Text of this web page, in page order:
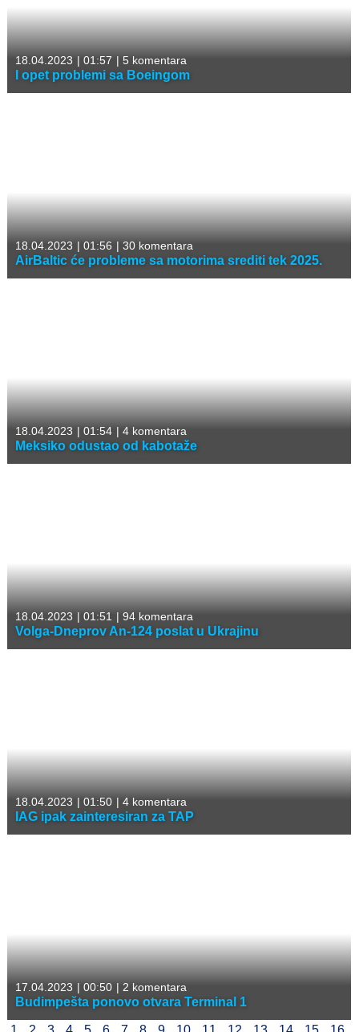
18.04.2023 | 01:57 | 5 komentara
I opet problemi sa Boeingom
18.04.2023 | 01:56 | 30 komentara
AirBaltic će probleme sa motorima srediti tek 2025.
18.04.2023 | 01:54 | 4 komentara
Meksiko odustao od kabotaže
18.04.2023 | 01:51 | 94 komentara
Volga-Dneprov An-124 poslat u Ukrajinu
18.04.2023 | 01:50 | 4 komentara
IAG ipak zainteresiran za TAP
17.04.2023 | 00:50 | 2 komentara
Budimpešta ponovo otvara Terminal 1